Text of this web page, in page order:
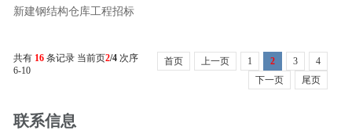
新建钢结构仓库工程招标
共有 16 条记录 当前页2/4 次序
6-10
首页 上一页 1 2 3
4
下一页
尾页
联系信息